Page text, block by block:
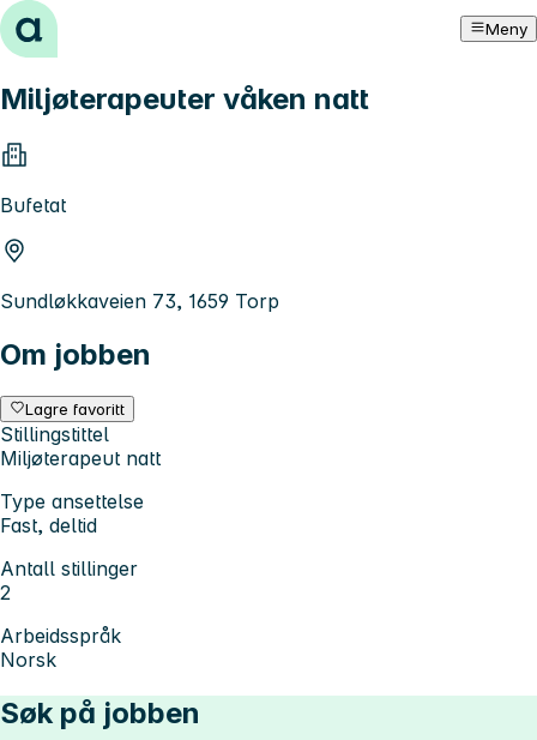
Hopp til innhold Meny
Miljøterapeuter våken natt
Bufetat
Sundløkkaveien 73, 1659 Torp
Om jobben
Lagre favoritt
Stillingstittel
Miljøterapeut natt
Type ansettelse
Fast, deltid
Antall stillinger
2
Arbeidsspråk
Norsk
Søk på jobben